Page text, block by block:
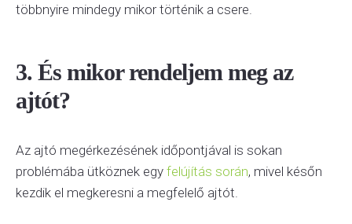
többnyire mindegy mikor történik a csere.
3. És mikor rendeljem meg az
ajtót?
Az ajtó megérkezésének időpontjával is sokan
problémába ütköznek egy felújítás során, mivel későn
kezdik el megkeresni a megfelelő ajtót.